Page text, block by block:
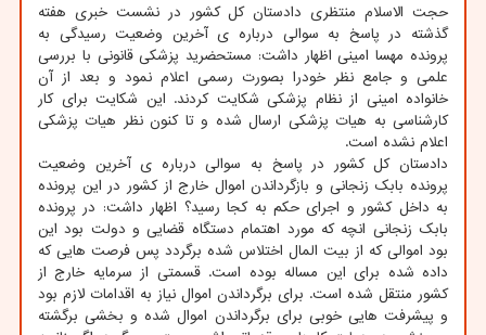
حجت الاسلام منتظری دادستان کل کشور در نشست خبری هفته
گذشته در پاسخ به سوالی درباره ی آخرین وضعیت رسیدگی به
پرونده مهسا امینی اظهار داشت: مستحضرید پزشکی قانونی با بررسی
علمی و جامع نظر خودرا بصورت رسمی اعلام نمود و بعد از آن
خانواده امینی از نظام پزشکی شکایت کردند. این شکایت برای کار
کارشناسی به هیات پزشکی ارسال شده و تا کنون نظر هیات پزشکی
اعلام نشده است.
دادستان کل کشور در پاسخ به سوالی درباره ی آخرین وضعیت
پرونده بابک زنجانی و بازگرداندن اموال خارج از کشور در این پرونده
به داخل کشور و اجرای حکم به کجا رسید؟ اظهار داشت: در پرونده
بابک زنجانی انچه که مورد اهتمام دستگاه قضایی و دولت بود این
بود اموالی که از بیت المال اختلاس شده برگردد پس فرصت هایی که
داده شده برای این مساله بوده است. قسمتی از سرمایه خارج از
کشور منتقل شده است. برای برگرداندن اموال نیاز به اقدامات لازم بود
و پیشرفت هایی خوبی برای برگرداندن اموال شده و بخشی برگشته